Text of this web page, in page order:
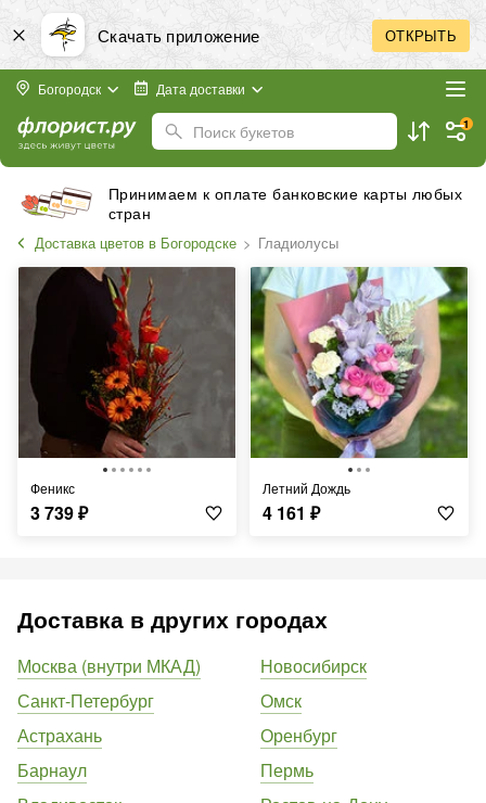
Скачать приложение ОТКРЫТЬ
Богородск Дата доставки
Поиск букетов 1
Принимаем к оплате банковские карты любых
стран
Доставка цветов в Богородске Гладиолусы
Феникс
3 739₽
Летний Дождь
4 161 ₽
Доставка в других городах
Москва (внутри МКАД)
Санкт-Петербург
Астрахань
Барнаул
Новосибирск
Омск
Оренбург
Пермь